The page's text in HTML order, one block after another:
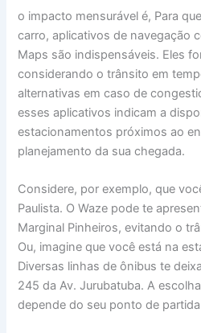
o impacto mensurável é, Para
carro, aplicativos de navegação
Maps são indispensáveis. Eles
considerando o trânsito em
alternativas em caso de
esses aplicativos indicam a
estacionamentos próximos ao
planejamento da sua chegada.
Considere, por exemplo, que
Paulista. O Waze pode te
Marginal Pinheiros, evitando o
Ou, imagine que você está na
Diversas linhas de ônibus te
245 da Av. Jurubatuba. A
depende do seu ponto de